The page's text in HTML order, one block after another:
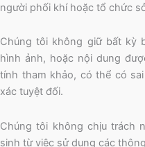
người phối khí hoặc tổ chức
Chúng tôi không giữ bất kỳ
hình ảnh, hoặc nội dung
tính tham khảo, có thể có
xác tuyệt đối.
Chúng tôi không chịu trách
sinh từ việc sử dụng các